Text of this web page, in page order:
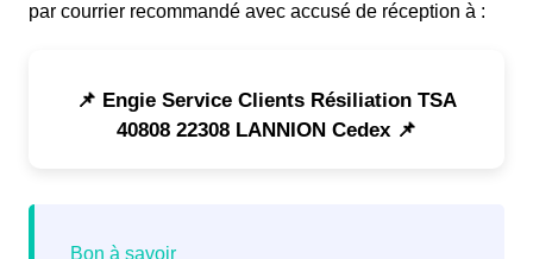
par courrier recommandé avec accusé de réception à :
📌 Engie Service Clients Résiliation TSA
40808 22308 LANNION Cedex 📌